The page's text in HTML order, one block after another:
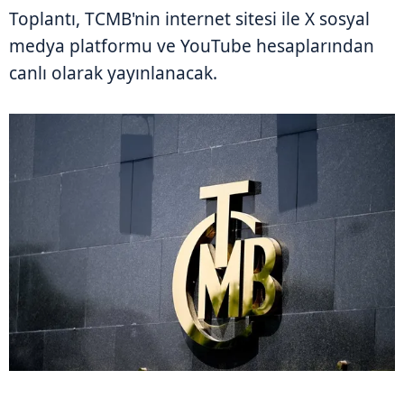
Toplantı, TCMB'nin internet sitesi ile X sosyal
medya platformu ve YouTube hesaplarından
canlı olarak yayınlanacak.